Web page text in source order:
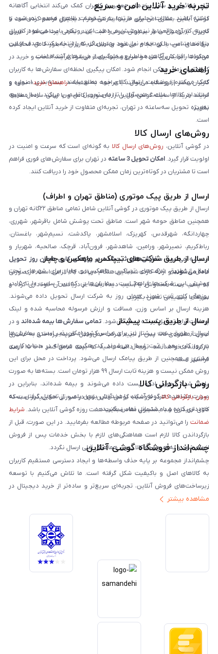
اپل، شیائومی و سایر برندهای معتبر به کاربران کمک می‌کند انتخابی آگاهانه
داشته باشند. مقالات تحلیلی ما تنها به مشخصات ظاهری محدود نمی‌شود و
تجربه کاربری واقعی را نیز پوشش می‌دهد. این رویکرد باعث می‌شود کاربران
بتوانند متناسب با بودجه و نیاز خود بهترین گزینه را انتخاب کنند. هدف از این
محتواها، افزایش آگاهی مخاطبان و جلوگیری از خریدهای اشتباه است.
تجربه خرید آنلاین امن و سریع
گوشی آنلاین بستری امن برای خرید اینترنتی لوازم دیجیتال فراهم کرده است تا
کاربران با آرامش خاطر سفارش خود را ثبت کنند. تمامی پرداخت‌ها از طریق
درگاه‌های امن بانکی انجام می‌شود و اطلاعات کاربران به‌طور کامل محافظت
می‌گردد. رابط کاربری ساده و سریع سایت باعث می‌شود فرآیند انتخاب و خرید در
کوتاه‌ترین زمان ممکن انجام شود. امکان پیگیری لحظه‌ای سفارش‌ها به کاربران
کمک می‌کند از وضعیت ارسال کالای خود مطلع باشند. بسته‌بندی اصولی و
استاندارد کالاها، سلامت محصول را تا زمان تحویل تضمین می‌کند. ارسال سریع،
به‌ویژه تحویل سه‌ساعته در تهران، تجربه‌ای متفاوت از خرید آنلاین ایجاد کرده
است.
راهنمای خرید
کاربران محترم فروشگاه می‌توانند با مراجعه به صفحه «راهنمای خرید»، نحوه و
فرایند خرید از سایت گوشی آنلاین را به‌صورت کامل و با زبانی ساده مطالعه
نمایند.
روش‌های ارسال کالا
در گوشی آنلاین، روش‌های ارسال کالا به گونه‌ای است که سرعت و امنیت در
اولویت قرار گیرد. امکان تحویل 3 ساعته
در تهران برای سفارش‌های فوری فراهم
است تا مشتریان در کوتاه‌ترین زمان ممکن محصول خود را دریافت کنند.
ارسال از طریق پیک موتوری (مناطق تهران و اطراف)
ارسال از طریق پیک موتوری در گوشی آنلاین شامل تمامی مناطق ۲۲گانه تهران و
همچنین مناطق حومه شهر است. مناطق تحت پوشش شامل باقرشهر، شهرری،
چهاردانگه، شهرقدس، کهریزک، اسلامشهر، پاکدشت، نسیم‌شهر، باغستان،
رباط‌کریم، نصیرشهر، ورامین، شاهدشهر، فرون‌آباد، قرچک، صالحیه، شهریار و
اندیشه می‌شود. سفارش‌های ثبت‌شده در روزهای کاری همان روز تحویل
داده می‌شوندو ارائه کارت شناسایی هنگام دریافت کالا الزامی است. در صورتی
که پلمپ بسته مخدوش یا آسیب دیده باشد، از دریافت آن خودداری کرده و
سریعاً با پشتیبانی تماس بگیرید.
ارسال از طریق شرکت‌های تیپاکس، ماهکس و چاپار
ارسال از طریق شرکت‌های تیپاکس، ماهکس و چاپار برای شهرهای تحت
پوشش این شرکت‌ها فراهم است. سفارش‌هایی که بین ساعت ۱۰ تا ۱۵ در
روزهای کاری ثبت شوند، همان روز به شرکت ارسال تحویل داده می‌شوند.
هزینه ارسال بر اساس وزن، مسافت و ارزش مرسوله محاسبه شده و لینک
پرداخت برای تحویل‌گیرنده ارسال می‌شود. تمامی سفارش‌ها بیمه شده‌اند و در
صورت مفقودی کالا، پس از تایید شرکت حمل‌ونقل، هزینه پرداختی به مشتری
بازگردانده خواهد شد. توجه داشته باشید که بیمه شامل کسر ۱۰ تا ۱۵ درصد
فرانشیز است.
ارسال از طریق پست پیشتاز
ارسال از طریق پست پیشتاز نیز برای سراسر کشور امکان‌پذیر است و سفارش‌ها
در روز کاری بعد از ثبت، ارسال می‌شوند. کد رهگیری مرسوله در حساب کاربری
مشتری و همچنین از طریق پیامک ارسال می‌شود. پرداخت در محل برای این
روش ممکن نیست و هزینه ثابت ارسال ۹۹ هزار تومان است. بسته‌ها به صورت
پلمپ شده تحویل اداره پست داده می‌شوند و بیمه شده‌اند، بنابراین در
صورت مشاهده هرگونه آسیب یا مخدوش بودن پلمپ، از تحویل گرفتن بسته
خودداری کرده و با پشتیبانی تماس بگیرید.
روش بازگردانی کالا
روش بازگردانی کالادر فروشگاه گوشی آنلاین تنها در صورتی امکان‌پذیر است که
کالای خریداری شده مشمول مفاد ضمانت هفت روزه گوشی آنلاین باشد. شرایط
ضمانت را می‌توانید در صفحه مربوطه مطالعه بفرمایید. در این صورت، قبل از
بازگرداندن کالا لازم است هماهنگی‌های لازم با بخش خدمات پس از فروش
انجام شود و به هیچ‌وجه کالا بدون هماهنگی قبلی ارسال نگردد.
چشم‌انداز فروشگاه گوشی آنلاین
چشم‌انداز مجموعه بر پایه حذف واسطه‌ها و ایجاد دسترسی مستقیم کاربران
به کالاهای اصل و باکیفیت شکل گرفته است. ما تلاش می‌کنیم با توسعه
زیرساخت‌های فروش آنلاین، تجربه‌ای سریع‌تر و ساده‌تر از خرید دیجیتال در
ایران ارائه دهیم. تبدیل‌شدن به مرجعی قابل اعتماد برای خرید کالای دیجیتال،
خدمات و به‌روزرسانی مداوم محصولات، مسیر ما را روشن‌تر می‌کند. ما باور
داریم آینده بازار دیجیتال متعلق به کسب‌وکارهایی است که صداقت و شفافیت
را در اولویت قرار می‌دهند. گوشی آنلاین با تکیه بر تجربه و تخصص، با قدرت به
سمت تحقق این چشم‌انداز حرکت می‌کند.
مشاهده بیشتر